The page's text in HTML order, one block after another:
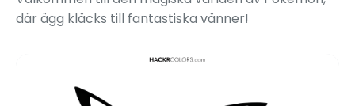
där ägg kläcks till fantastiska vänner!